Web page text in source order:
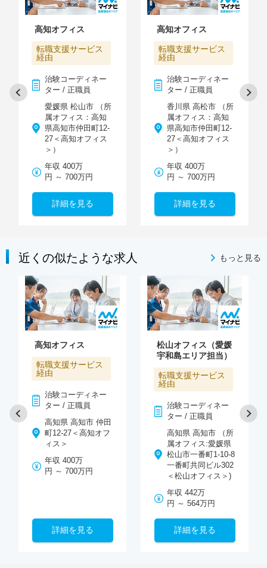
高知オフィス
転職支援サービス
経由
治験コーディネー
ター / 正職員
愛媛県 松山市 （所
属オフィス：高知
県高知市仲田町12-
27＜高知オフィス
＞）
年収 400万
円 ～ 700万円
詳細を見る
高知オフィス
転職支援サービス
経由
治験コーディネー
ター / 正職員
香川県 高松市 （所
属オフィス：高知
県高知市仲田町12-
27＜高知オフィス
＞）
年収 400万
円 ～ 700万円
詳細を見る
近くの似たような求人 もっと見る
高知オフィス
転職支援サービス
経由
治験コーディネー
ター / 正職員
高知県 高知市 仲田
町12-27＜高知オフ
ィス＞
年収 400万
円 ～ 700万円
詳細を見る
松山オフィス（愛媛
宇和島エリア担当）
転職支援サービス
経由
治験コーディネー
ター / 正職員
高知県 高知市 （所
属オフィス:愛媛県
松山市一番町1-10-8
一番町共同ビル302
＜松山オフィス＞)
年収 442万
円 ～ 564万円
詳細を見る